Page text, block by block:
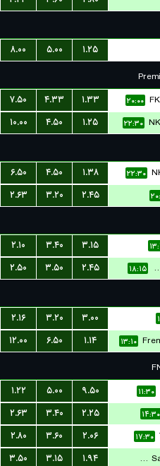
۱.۲۵ ۵.۰۰
۸.۰۰
۲۰:۰۰ ۱.۳۳ ۴.۳۳
۷.۵۰
۲۲:۳۰ ۱.۲۵ ۴.۵۰
۱۰.۰۰
۲۲:۳۰ ۱.۳۸ ۴.۵۰
۶.۵۰
۲.۴۵ ۳.۲۰
۲.۶۳
۳.۱۵ ۳.۴۰
۲.۱۰
FC ۱۸:۱۵ ۲.۴۵ ۳.۵۰
۲.۵۰
۳.۰۰ ۳.۲۰
۲.۱۶
۱۳:۱۰ ۱.۱۴ ۶.۵۰
۱۲.۰۰
۱۱:۳۰ ۹.۵۰ ۵.۰۰
۱.۲۲
۱۴:۳۰ ۲.۲۵ ۳.۴۰
۲.۶۳
۱۷:۳۰ ۲.۰۶ ۳.۶۰
۲.۸۰
Zvezda Sankt-Peterburg ۱.۹۴ ۳.۱۵
۳.۵۰